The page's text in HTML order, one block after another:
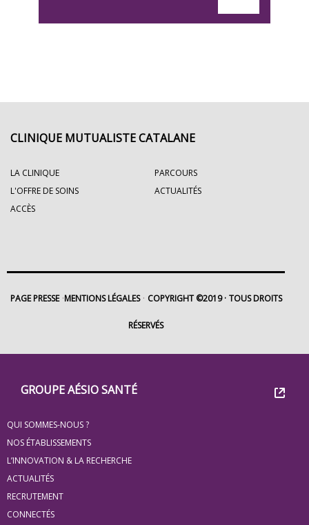
Groupe
Eovi
pour
les
minis
site
GROUPE AÉSIO SANTÉ
QUI SOMMES-NOUS ?
NOS ÉTABLISSEMENTS
L’INNOVATION & LA RECHERCHE
ACTUALITÉS
RECRUTEMENT
CONNECTÉS
CLINIQUE MUTUALISTE CATALANE
LA CLINIQUE
PARCOURS
L'OFFRE DE SOINS
ACTUALITÉS
ACCÈS
PAGE PRESSE MENTIONS LÉGALES COPYRIGHT ©2019 TOUS DROITS
RÉSERVÉS